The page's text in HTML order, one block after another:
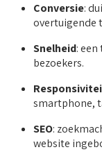
Conversie:
overtuigende
Snelheid:
bezoekers.
smartphone,
SEO:
website